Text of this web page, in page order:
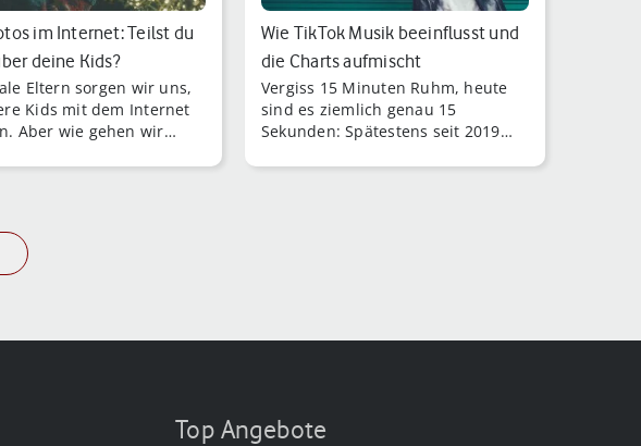
im Internet: Teilst du
deine Kids?
Eltern sorgen wir uns,
Kids mit dem Internet
Aber wie gehen wir
Wie TikTok Musik beeinflusst und
die Charts aufmischt
Vergiss 15 Minuten Ruhm, heute
sind es ziemlich genau 15
Sekunden: Spätestens seit 2019
Top Angebote